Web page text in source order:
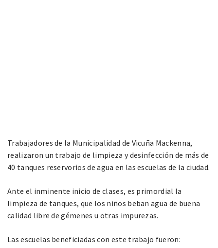
Trabajadores de la Municipalidad de Vicuña Mackenna,
realizaron un trabajo de limpieza y desinfección de más de
40 tanques reservorios de agua en las escuelas de la ciudad.
Ante el inminente inicio de clases, es primordial la
limpieza de tanques, que los niños beban agua de buena
calidad libre de gémenes u otras impurezas.
Las escuelas beneficiadas con este trabajo fueron: